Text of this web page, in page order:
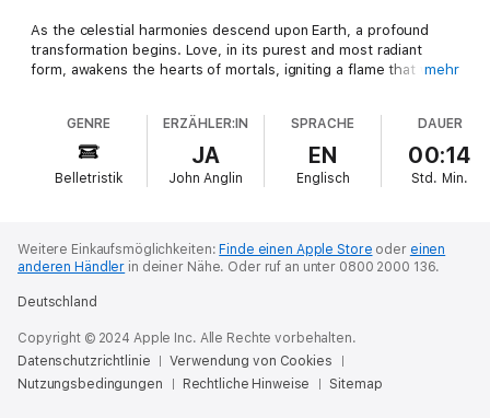
As the celestial harmonies descend upon Earth, a profound
transformation begins. Love, in its purest and most radiant
form, awakens the hearts of mortals, igniting a flame that will
love's triumphs and tribulations, revealing its transformative
power to heal, inspire, and unite.
mehr
GENRE
Belletristik
ERZÄHLER:IN
JA
John Anglin
SPRACHE
EN
Englisch
DAUER
00:14
Std. Min.
Weitere Einkaufsmöglichkeiten:Finde einen Apple Store oder einen
anderen Händler in deiner Nähe. Oder ruf an unter 0800 2000 136.
Deutschland
Copyright © 2024 Apple Inc. Alle Rechte vorbehalten.
Datenschutzrichtlinie
Verwendung von Cookies
Nutzungsbedingungen
Rechtliche Hinweise Sitemap